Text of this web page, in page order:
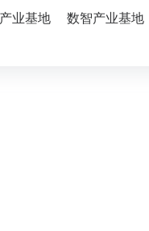
业基地 数智产业基地